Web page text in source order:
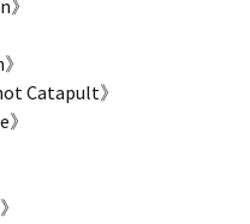
Catapult》